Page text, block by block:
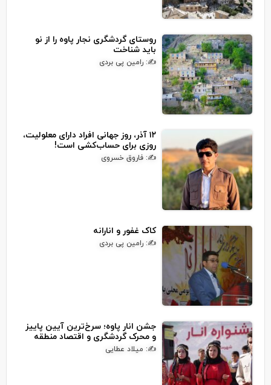
روستای گردشگری نجار پاوه را از نو
باید شناخت
✍: رامین پی بردی
۱۲ آذر، روز جهانی افراد دارای معلولیت،
روزی برای حساب‌کشی است!
✍: فاروق خسروی
کاک غفور و انارانه
✍: رامین پی بردی
جشن انار پاوه؛ سرخ‌ترین آیین پاییز
و محرک گردشگری و اقتصاد منطقه
✍: میلاد عطایی